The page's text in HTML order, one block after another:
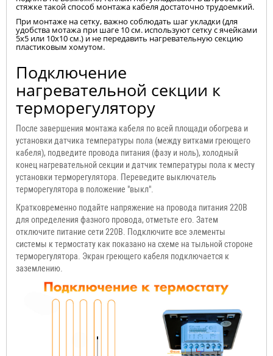
стяжке такой способ монтажа кабеля достаточно трудоемкий.
При монтаже на сетку, важно соблюдать шаг укладки (для
удобства мотажа при шаге 10 см. используют сетку с ячейками
5x5 или 10x10 см.) и не передавить нагревательную секцию
пластиковым хомутом.
Подключение
нагревательной секции к
терморегулятору
После завершения монтажа кабеля по всей площади обогрева и
установки датчика температуры пола (между витками греющего
кабеля), подведите провода питания (фазу и ноль), холодный
конец нагревательной секции и датчик температуры пола к месту
установки терморегулятора. Переведите выключатель
терморегулятора в положение "выкл".
Кратковременно подайте напряжение на провода питания 220В
для определения фазного провода, отметьте его. Затем
отключите питание сети 220В. Подключите все элементы
системы к термостату как показано на схеме на тыльной стороне
терморегулятора. Экран греющего кабеля подключается к
заземлению.